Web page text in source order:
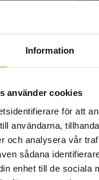
Information
använder cookies
för att
användarna,
och analysera vår
sådana
enhet till de sociala
pack
köpte